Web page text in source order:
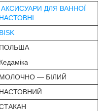
АКСИСУАРИ ДЛЯ ВАННОЇ
НАСТОВНІ
BISK
ПОЛЬША
Кедаміка
МОЛОЧНО — БІЛИЙ
НАСТОВНИЙ